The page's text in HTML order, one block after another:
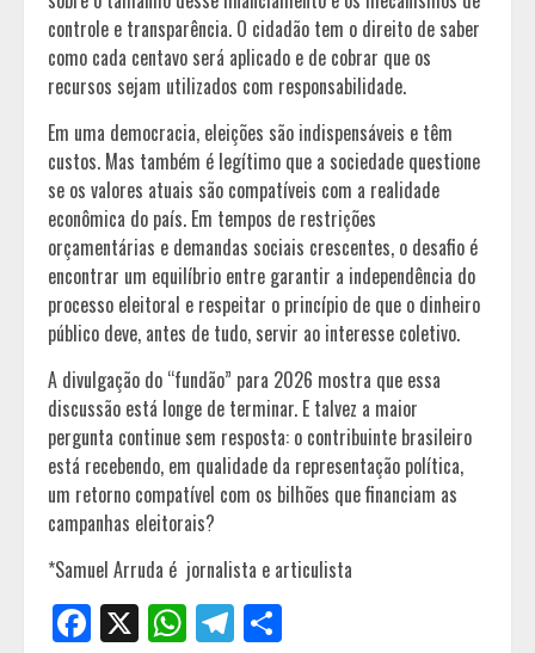
controle e transparência. O cidadão tem o direito de saber
como cada centavo será aplicado e de cobrar que os
recursos sejam utilizados com responsabilidade.
Em uma democracia, eleições são indispensáveis e têm
custos. Mas também é legítimo que a sociedade questione
se os valores atuais são compatíveis com a realidade
econômica do país. Em tempos de restrições
orçamentárias e demandas sociais crescentes, o desafio é
encontrar um equilíbrio entre garantir a independência do
processo eleitoral e respeitar o princípio de que o dinheiro
público deve, antes de tudo, servir ao interesse coletivo.
A divulgação do “fundão” para 2026 mostra que essa
discussão está longe de terminar. E talvez a maior
pergunta continue sem resposta: o contribuinte brasileiro
está recebendo, em qualidade da representação política,
um retorno compatível com os bilhões que financiam as
campanhas eleitorais?
*Samuel Arruda é jornalista e articulista
Facebook
X WhatsApp
Telegram